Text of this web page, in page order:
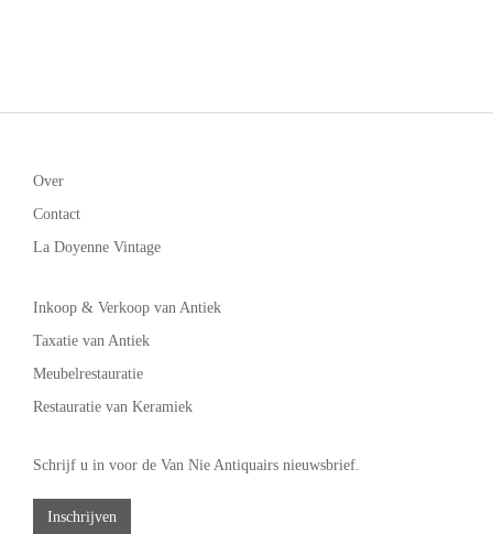
Over
Contact
La Doyenne Vintage
Inkoop & Verkoop van Antiek
Taxatie van Antiek
Meubelrestauratie
Restauratie van Keramiek
Schrijf u in voor de Van Nie Antiquairs nieuwsbrief.
Inschrijven